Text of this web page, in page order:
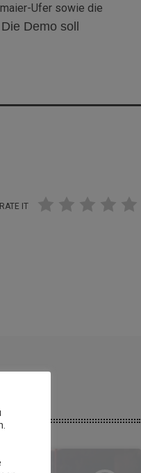
Ufer sowie die
Die Demo soll
RATE IT